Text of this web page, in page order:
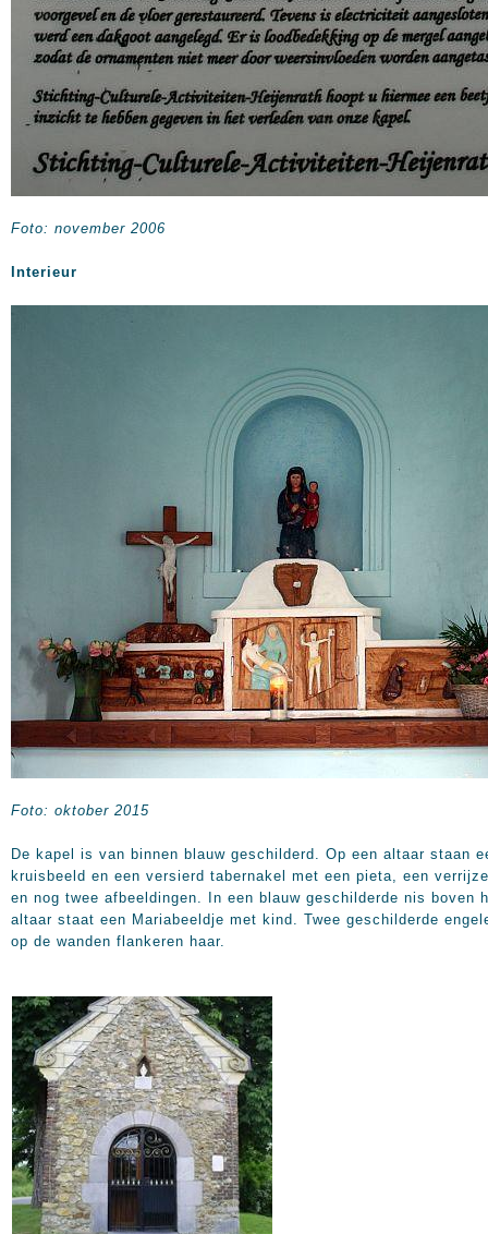
Foto: november 2006
Interieur
Foto: oktober 2015
De kapel is van binnen blauw geschilderd. Op een altaar staan
kruisbeeld en een versierd tabernakel met een pieta, een
en nog twee afbeeldingen. In een blauw geschilderde nis boven
altaar staat een Mariabeeldje met kind. Twee geschilderde
op de wanden flankeren haar.